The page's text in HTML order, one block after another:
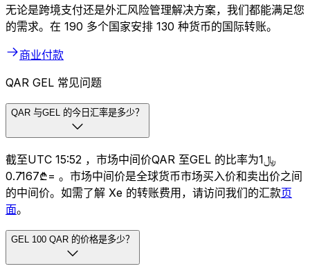
无论是跨境支付还是外汇风险管理解决方案，我们都能满足您
的需求。在 190 多个国家安排 130 种货币的国际转账。
商业付款
QAR GEL 常见问题
QAR 与GEL 的今日汇率是多少？
截至UTC 15:52 ，市场中间价QAR 至GEL 的比率为﷼1
=₾0.7167 。市场中间价是全球货币市场买入价和卖出价之间
的中间价。如需了解 Xe 的转账费用，请访问我们的汇款页
面。
GEL 100 QAR 的价格是多少？